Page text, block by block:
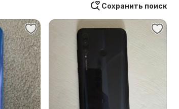
Сохранить поиск